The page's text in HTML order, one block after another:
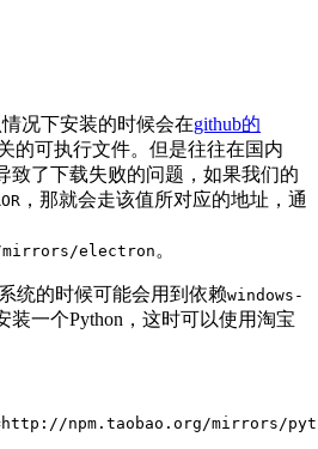
况下安装的时候会在github的
的可执行文件。但是往往在国内
致了下载失败的问题，如果我们的
，那就会走该值所对应的地址，通
electron 。
统的时候可能会用到依赖windows-
装一个Python，这时可以使用淘宝
npm.taobao.org/